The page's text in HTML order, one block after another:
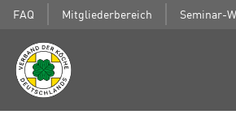
FAQ Mitgliederbereich Seminar-